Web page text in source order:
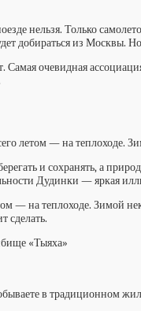
нельзя. Только
добираться из Москвы.
очевидная
летом — на теплоходе.
и сохранять, а
Дудинки — яркая
— на теплоходе. Зимой
сделать.
«Тыяха»
в традиционном